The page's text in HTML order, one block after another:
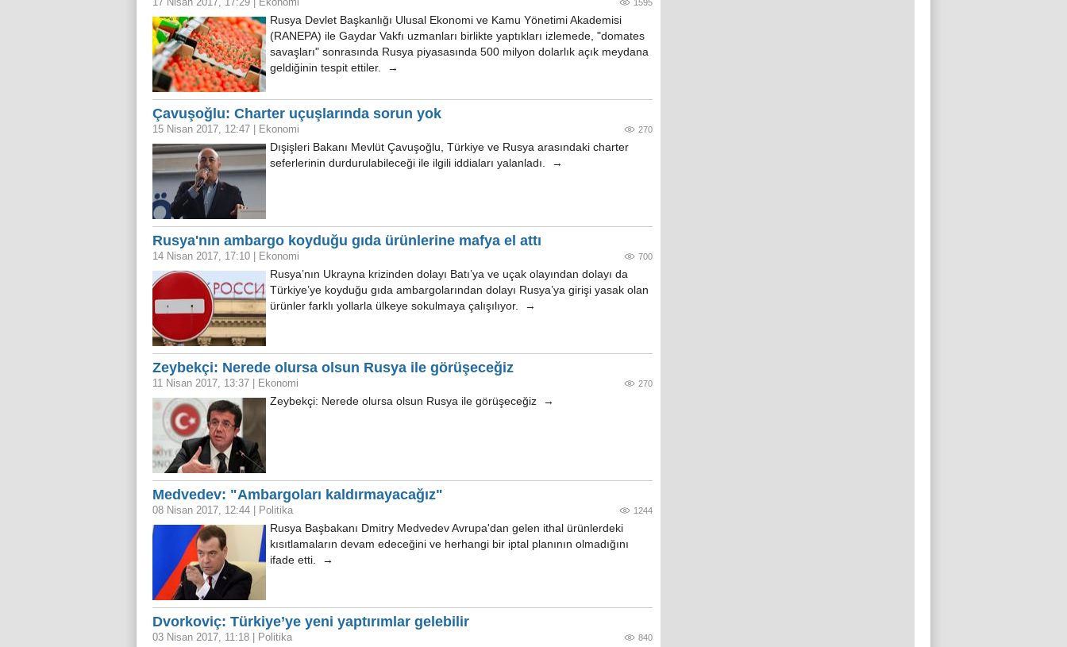
1595
Rusya Devlet Başkanlığı Ulusal Ekonomi ve Kamu Yönetimi Akademisi
(RANEPA) ile Gaydar Vakfı uzmanları birlikte yaptıkları izlemede, "domates
savaşları" sonrasında Rusya piyasasında 500 milyon dolarlık açık meydana
geldiğinin tespit ettiler. →
Çavuşoğlu: Charter uçuşlarında sorun yok
15 Nisan 2017, 12:47 Ekonomi 270
Dışişleri Bakanı Mevlüt Çavuşoğlu, Türkiye ve Rusya arasındaki charter
seferlerinin durdurulabileceği ile ilgili iddiaları yalanladı. →
Rusya'nın ambargo koyduğu gıda ürünlerine mafya el attı
14 Nisan 2017, 17:10 Ekonomi 700
Rusya’nın Ukrayna krizinden dolayı Batı’ya ve uçak olayından dolayı da
Türkiye’ye koyduğu gıda ambargolarından dolayı Rusya’ya girişi yasak olan
ürünler farklı yollarla ülkeye sokulmaya çalışılıyor. →
Zeybekçi: Nerede olursa olsun Rusya ile görüşeceğiz
11 Nisan 2017, 13:37 Ekonomi 270
Zeybekçi: Nerede olursa olsun Rusya ile görüşeceğiz →
Medvedev: "Ambargoları kaldırmayacağız"
08 Nisan 2017, 12:44 Politika 1244
Rusya Başbakanı Dmitry Medvedev Avrupa'dan gelen ithal ürünlerdeki
kısıtlamaların devam edeceğini ve herhangi bir iptal planının olmadığını
ifade etti. →
Dvorkoviç: Türkiye’ye yeni yaptırımlar gelebilir
03 Nisan 2017, 11:18 Politika 840